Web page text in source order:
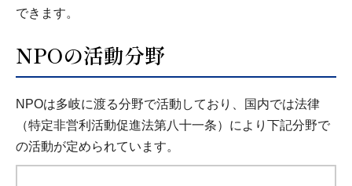
できます。
NPOの活動分野
NPOは多岐に渡る分野で活動しており、国内では法律
（特定非営利活動促進法第八十一条）により下記分野で
の活動が定められています。